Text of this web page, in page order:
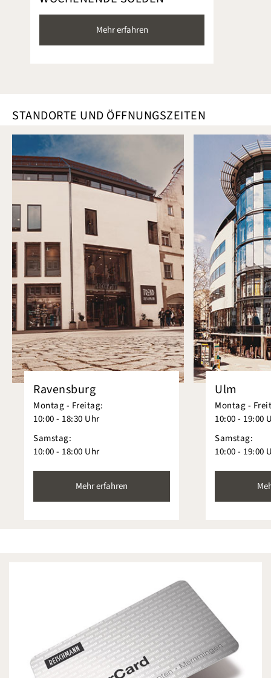
Mehr erfahren
STANDORTE UND ÖFFNUNGSZEITEN
Ravensburg
Montag - Freitag:
10:00 - 18:30 Uhr
Samstag:
10:00 - 18:00 Uhr
Mehr erfahren
Ulm
Montag -
10:00 - 19:00
Samstag:
10:00 - 19:00